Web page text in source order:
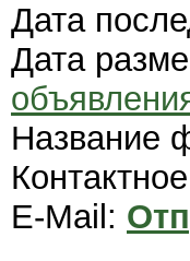
Дата
Дата
Название
E-Mail: